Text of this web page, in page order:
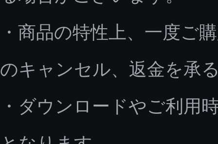
・商品の特性上、一度ご
のキャンセル、返金を承
・ダウンロードやご利用